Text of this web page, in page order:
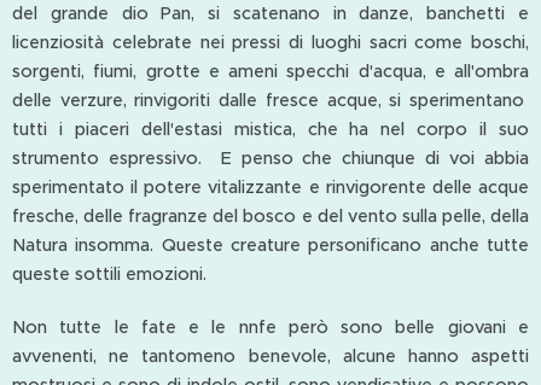
del grande dio Pan, si scatenano in danze, banchetti e
licenziosità celebrate nei pressi di luoghi sacri come boschi,
sorgenti, fiumi, grotte e ameni specchi d'acqua, e all'ombra
delle verzure, rinvigoriti dalle fresce acque, si sperimentano
tutti i piaceri dell'estasi mistica, che ha nel corpo il suo
strumento espressivo. E penso che chiunque di voi abbia
sperimentato il potere vitalizzante e rinvigorente delle acque
fresche, delle fragranze del bosco e del vento sulla pelle, della
Natura insomma. Queste creature personificano anche tutte
queste sottili emozioni.
Non tutte le fate e le nnfe però sono belle giovani e
avvenenti, ne tantomeno benevole, alcune hanno aspetti